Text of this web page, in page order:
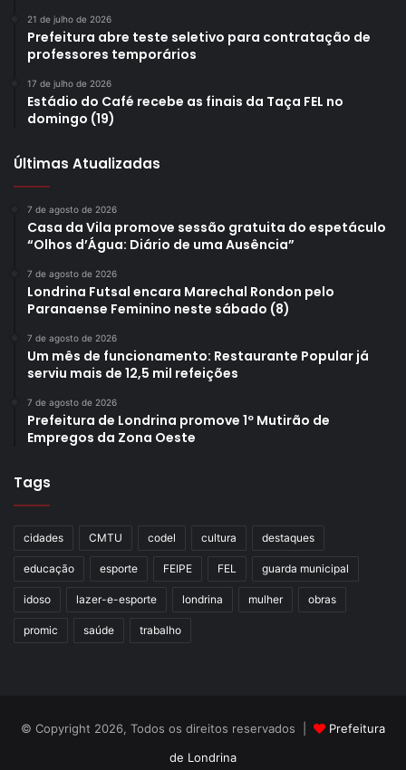
21 de julho de 2026
Prefeitura abre teste seletivo para contratação de
professores temporários
17 de julho de 2026
Estádio do Café recebe as finais da Taça FEL no
domingo (19)
Últimas Atualizadas
7 de agosto de 2026
Casa da Vila promove sessão gratuita do espetáculo
“Olhos d’Água: Diário de uma Ausência”
7 de agosto de 2026
Londrina Futsal encara Marechal Rondon pelo
Paranaense Feminino neste sábado (8)
7 de agosto de 2026
Um mês de funcionamento: Restaurante Popular já
serviu mais de 12,5 mil refeições
7 de agosto de 2026
Prefeitura de Londrina promove 1º Mutirão de
Empregos da Zona Oeste
Tags
cidades CMTU codel cultura destaques
educação esporte FEIPE FEL guarda municipal
idoso lazer-e-esporte londrina mulher obras
promic saúde trabalho
© Copyright 2026, Todos os direitos reservados |
Prefeitura
de Londrina